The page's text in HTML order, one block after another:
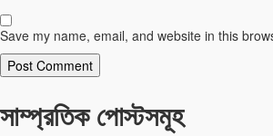
Save my name, email, and website in this
সাম্প্রতিক পোস্টসমূহ